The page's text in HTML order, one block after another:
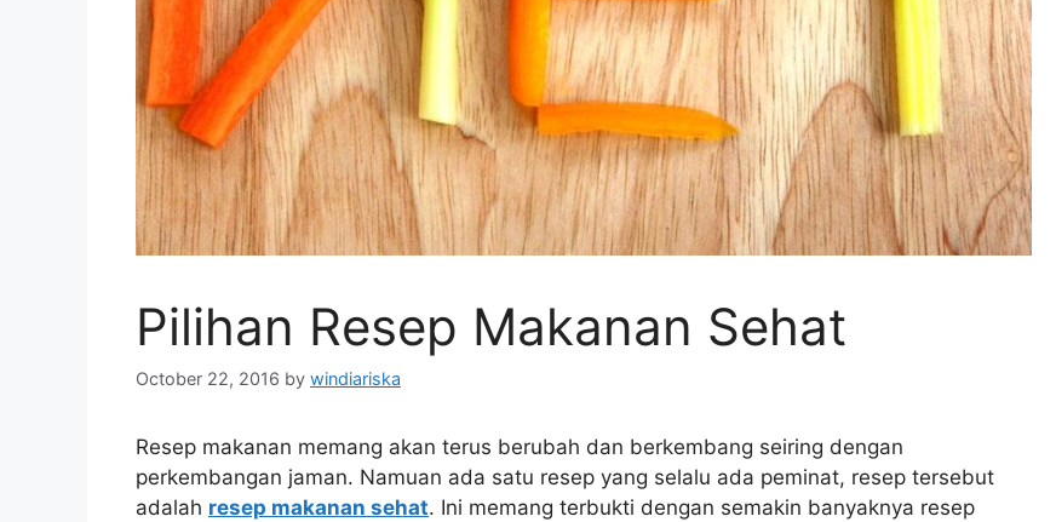
Pilihan Resep Makanan Sehat
October 22, 2016 by windiariska
Resep makanan memang akan terus berubah dan berkembang seiring dengan
perkembangan jaman. Namuan ada satu resep yang selalu ada peminat, resep tersebut
adalah resep makanan sehat. Ini memang terbukti dengan semakin banyaknya resep